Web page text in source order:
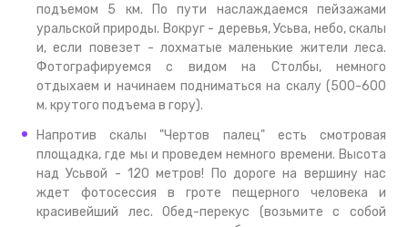
подъемом 5 км. По пути наслаждаемся пейзажами
уральской природы. Вокруг - деревья, Усьва, небо, скалы
и, если повезет - лохматые маленькие жители леса.
Фотографируемся с видом на Столбы, немного
отдыхаем и начинаем подниматься на скалу (500-600
м. крутого подъема в гору).
Напротив скалы "Чертов палец" есть смотровая
площадка, где мы и проведем немного времени. Высота
над Усьвой - 120 метров! По дороге на вершину нас
ждет фотосессия в гроте пещерного человека и
красивейший лес. Обед-перекус (возьмите с собой